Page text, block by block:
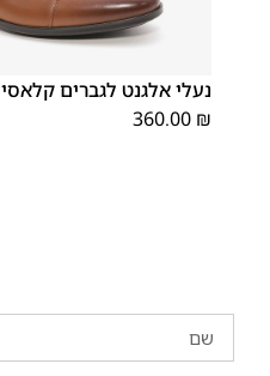
נעלי אלגנט לגברים קלאסי 192243 טבק
360.00 ₪